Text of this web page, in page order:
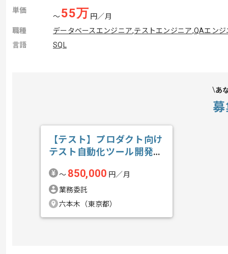
単価
〜55万 円／月
職種
データベースエンジニア,テストエンジニア,QAエンジ
言語
SQL
あ
【テスト】プロダクト向け
テスト自動化ツール開発の
〜 850,000 円／月
業務委託
六本木（東京都）